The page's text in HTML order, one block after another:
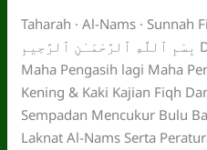
Taharah · Al-Nams · Sunnah
بِسْمِ ٱللَّهِ ٱلرَّحْمَـٰنِ ٱلرَّحِيمِ Dengan nama Allah Yang
Maha Pengasih lagi Maha
Kening & Kaki Kajian Fiqh
Sempadan Mencukur Bulu
Laknat Al-Nams Serta